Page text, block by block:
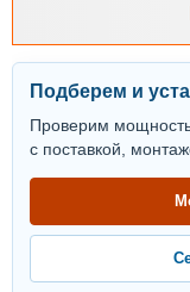
Подберем и
Проверим
с поставкой,